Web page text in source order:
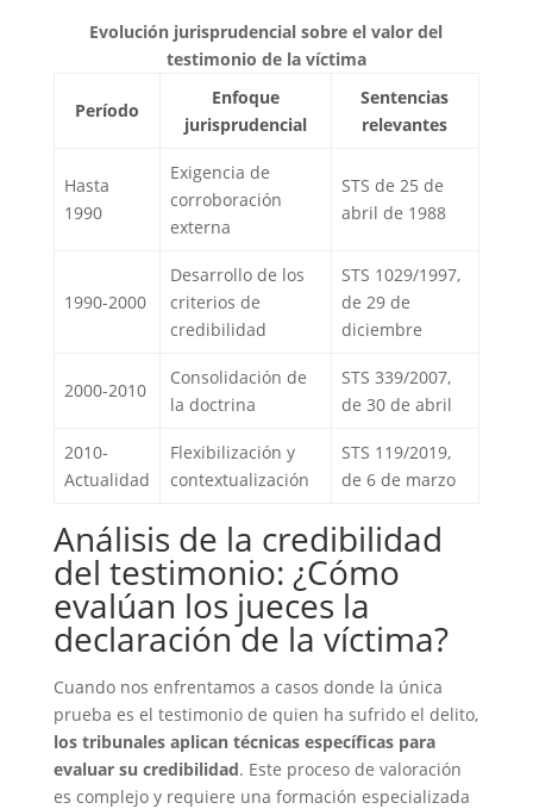
Evolución jurisprudencial sobre el valor del
testimonio de la víctima
Período
Enfoque
jurisprudencial
Sentencias
relevantes
Hasta
1990
Exigencia de
corroboración
externa
STS de 25 de
abril de 1988
1990-2000
Desarrollo de los
criterios de
credibilidad
STS 1029/1997,
de 29 de
diciembre
2000-2010
Consolidación de
la doctrina
STS 339/2007,
de 30 de abril
2010-
Actualidad
Flexibilización y
contextualización
STS 119/2019,
de 6 de marzo
Análisis de la credibilidad
del testimonio: ¿Cómo
evalúan los jueces la
declaración de la víctima?
Cuando nos enfrentamos a casos donde la única
prueba es el testimonio de quien ha sufrido el delito,
los tribunales aplican técnicas específicas para
evaluar su credibilidad. Este proceso de valoración
es complejo y requiere una formación especializada